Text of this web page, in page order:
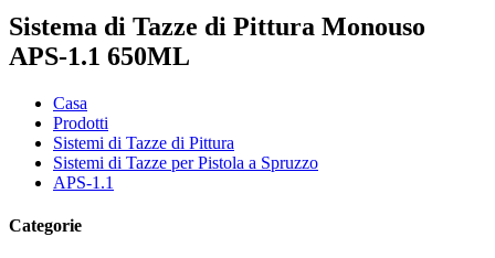
Sistema di Tazze di Pittura Monouso
APS-1.1 650ML
Casa
Prodotti
Sistemi di Tazze di Pittura
Sistemi di Tazze per Pistola a Spruzzo
APS-1.1
Categorie